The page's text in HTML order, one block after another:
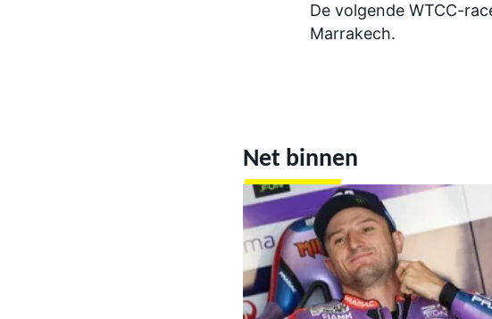
De volgende WTCC-
Marrakech.
Net binnen